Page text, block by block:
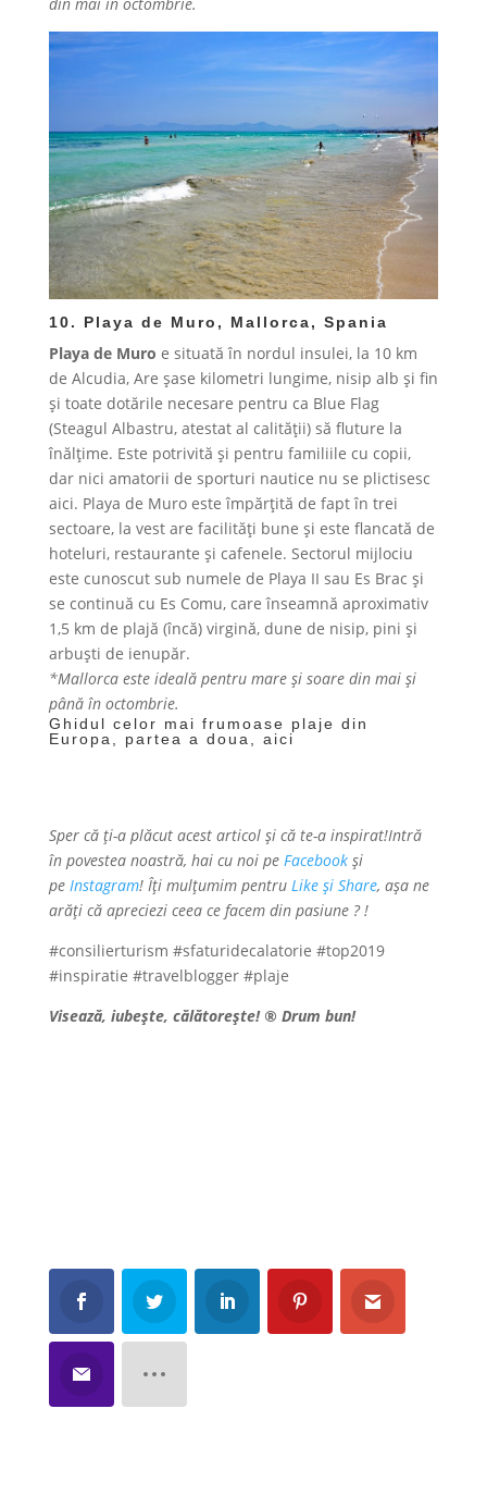
10. Playa de Muro, Mallorca, Spania
Playa de Muro e situată în nordul insulei, la 10 km
de Alcudia, Are șase kilometri lungime, nisip alb și fin
și toate dotările necesare pentru ca Blue Flag
(Steagul Albastru, atestat al calității) să fluture la
înălțime. Este potrivită și pentru familiile cu copii,
dar nici amatorii de sporturi nautice nu se plictisesc
aici. Playa de Muro este împărțită de fapt în trei
sectoare, la vest are facilități bune și este flancată de
hoteluri, restaurante și cafenele. Sectorul mijlociu
este cunoscut sub numele de Playa II sau Es Brac și
se continuă cu Es Comu, care înseamnă aproximativ
1,5 km de plajă (încă) virgină, dune de nisip, pini și
arbuști de ienupăr.
*Mallorca este ideală pentru mare și soare din mai și
până în octombrie.
Ghidul celor mai frumoase plaje din
Europa, partea a doua, aici
Sper că ți-a plăcut acest articol și că te-a inspirat!Intră
în povestea noastră, hai cu noi pe Facebookși
pe Instagram! Îți mulțumim pentru Like și Share, așa ne
arăți că apreciezi ceea ce facem din pasiune ? !
#consilierturism #sfaturidecalatorie #top2019
#inspiratie #travelblogger #plaje
Visează, iubește, călătorește! ® Drum bun!